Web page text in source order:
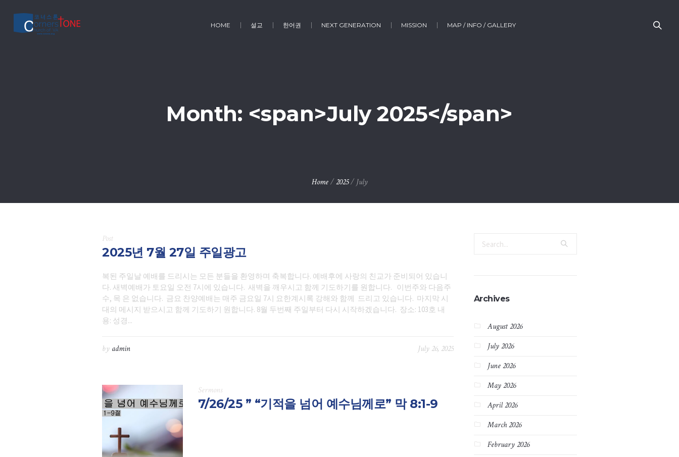
HOME 설교 한어권 NEXT GENERATION MISSION MAP / INFO / GALLERY
Month: <span>July 2025</span>
Home /2025 / July
Post
2025년 7월 27일 주일광고
복된 주일날 예배를 드리시는 모든 분들을 환영하며 축복합니다. 예배후에 사랑의 친교가 준비되어 있습니
다. 새벽예배가 토요일 오전 7시에 있습니다. 새벽을 깨우시고 함께 기도하기를 원합니다. 이번주와 다음주
수, 목 은 없습니다. 금요 찬양예배는 매주 금요일 7시 요한계시록 강해와 함께 드리고 있습니다. 마지막 시
대의 메시지 받으시고 함께 기도하기 원합니다. 8월 두번째 주일부터 다시 시작하겠습니다. 장소: 103호 내
용: 성경...
July 26, 2025
by admin
Sermons
7/26/25 ” “기적을 넘어 예수님께로” 막 8:1-9
Archives
August 2026
July 2026
June 2026
May 2026
April 2026
March 2026
February 2026